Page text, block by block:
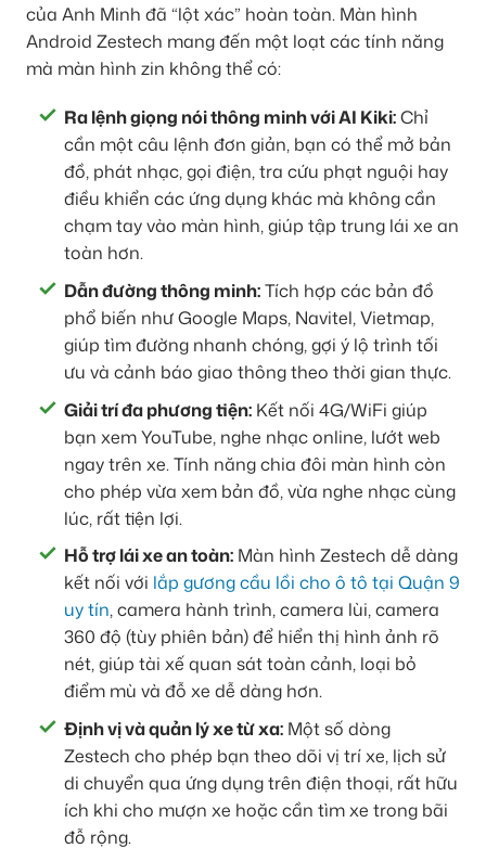
của Anh Minh đã “lột xác” hoàn toàn. Màn hình
Android Zestech mang đến một loạt các tính năng
mà màn hình zin không thể có:
Ra lệnh giọng nói thông minh với AI Kiki:Chỉ
cần một câu lệnh đơn giản, bạn có thể mở bản
đồ, phát nhạc, gọi điện, tra cứu phạt nguội hay
điều khiển các ứng dụng khác mà không cần
chạm tay vào màn hình, giúp tập trung lái xe an
toàn hơn.
Dẫn đường thông minh:Tích hợp các bản đồ
phổ biến như Google Maps, Navitel, Vietmap,
giúp tìm đường nhanh chóng, gợi ý lộ trình tối
ưu và cảnh báo giao thông theo thời gian thực.
Giải trí đa phương tiện: Kết nối 4G/WiFi giúp
bạn xem YouTube, nghe nhạc online, lướt web
ngay trên xe. Tính năng chia đôi màn hình còn
cho phép vừa xem bản đồ, vừa nghe nhạc cùng
lúc, rất tiện lợi.
Hỗ trợ lái xe an toàn: Màn hình Zestech dễ dàng
kết nối với lắp gương cầu lồi cho ô tô tại Quận 9
uy tín, camera hành trình, camera lùi, camera
360 độ (tùy phiên bản) để hiển thị hình ảnh rõ
nét, giúp tài xế quan sát toàn cảnh, loại bỏ
điểm mù và đỗ xe dễ dàng hơn.
Định vị và quản lý xe từ xa: Một số dòng
Zestech cho phép bạn theo dõi vị trí xe, lịch sử
di chuyển qua ứng dụng trên điện thoại, rất hữu
ích khi cho mượn xe hoặc cần tìm xe trong bãi
đỗ rộng.